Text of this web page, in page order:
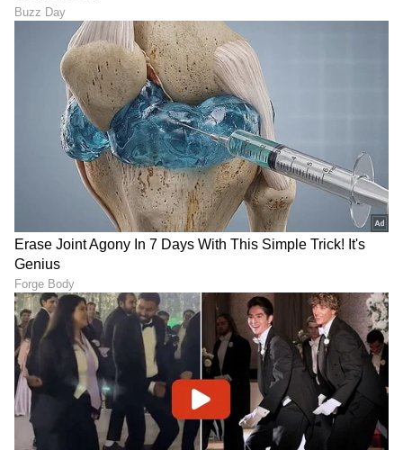
ಆರೋಗ್ಯ, ಕ್ರೈಂ, ಕ್ರೀಡೆ ಸೇರಿ ಎಲ್ಲ ಕ್ಷೇತ್ರದ ಸುದ್ದಿ ಬರೆಯುತ್ತೇನೆ.
ಆರೋಗ್ಯ, ಸೌಂದರ್ಯ, ಫಿಟ್‌ನೆಸ್, ಕಿಚನ್ ಟಿಪ್ಸ್‌
ಸಂಬಂಧ,ಫ್ಯಾಷನ್,ರೆಸಿಪಿಅಪ್ಡೇಟ್‌ಗಳಿಗಾಗಿ
ಏಷ್ಯಾನೆಟ್ ಸುವರ್ಣ ನ್ಯೂಸ್‌ ಫಾಲೋ ಮಾಡಿ.
ಸಂಪೂರ್ಣ ಮಾಹಿತಿ ಒಂದೇ ಕ್ಲಿಕ್‌ನಲ್ಲಿ ಲಭ್ಯ. ಏಷ್ಯಾನೆಟ್
ಸುವರ್ಣ ನ್ಯೂಸ್ ಅಧಿಕೃತ ಆ್ಯಪ್ ಡೌನ್‌ಲೋಡ್ ಮಾಡಿ
ಹಾಗು ಎಲ್ಲಾ ಅಪ್‌ಡೇಟ್ ಗಳನ್ನು ಪಡೆಯಿರಿ.